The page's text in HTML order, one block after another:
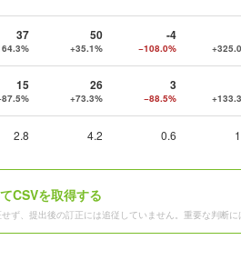
37 50
+35.1%
-4
−108.0%
15 26
+73.3%
3
−88.5%
2.8 4.2 0.6
CSVを取得する
、提出後の訂正には追従していません。重要な判断に